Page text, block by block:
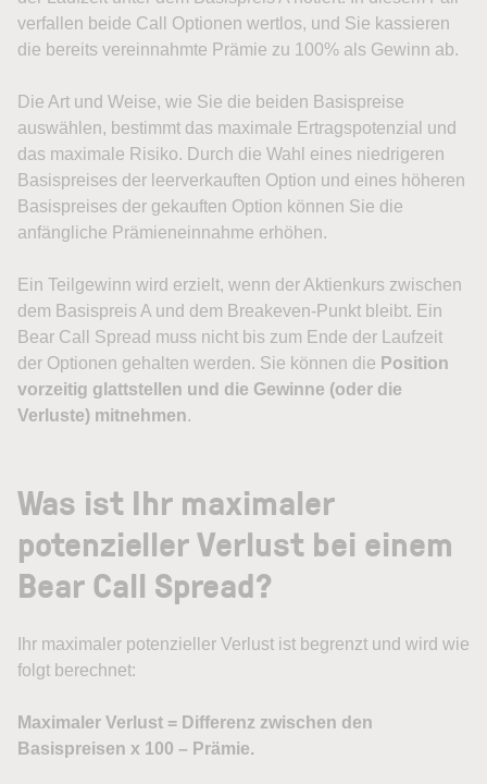
verfallen beide Call Optionen wertlos, und Sie kassieren
die bereits vereinnahmte Prämie zu 100% als Gewinn ab.
Die Art und Weise, wie Sie die beiden Basispreise
auswählen, bestimmt das maximale Ertragspotenzial und
das maximale Risiko. Durch die Wahl eines niedrigeren
Basispreises der leerverkauften Option und eines höheren
Basispreises der gekauften Option können Sie die
anfängliche Prämieneinnahme erhöhen.
Ein Teilgewinn wird erzielt, wenn der Aktienkurs zwischen
dem Basispreis A und dem Breakeven-Punkt bleibt. Ein
Bear Call Spread muss nicht bis zum Ende der Laufzeit
der Optionen gehalten werden. Sie können die Position
vorzeitig glattstellen und die Gewinne (oder die
Verluste) mitnehmen.
Was ist Ihr maximaler
potenzieller Verlust bei einem
Bear Call Spread?
Ihr maximaler potenzieller Verlust ist begrenzt und wird wie
folgt berechnet:
Maximaler Verlust = Differenz zwischen den
Basispreisen x 100 – Prämie.